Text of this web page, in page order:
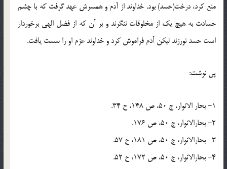
منع كرد، درخت(حسد) بود. خداوند از آدم و همسرش عهد گرفت كه با چشم
حسادت به هيچ يك از مخلوقات ننگرند و بر آن كه از فضل الهي برخوردار
است حسد نورزند ليكن آدم فراموش كرد و خداوند عزم او را سست يافت.
پی نوشت:
1- بحار الانوار، ج 50، ص 148، ح 34.
2- بحارالانوار، ج 50، ص 176.
3- بحارالانوار، ج 50، ص 181، ح 57.
4- بحارالانوار، ج 50، ص 172، ح 52.